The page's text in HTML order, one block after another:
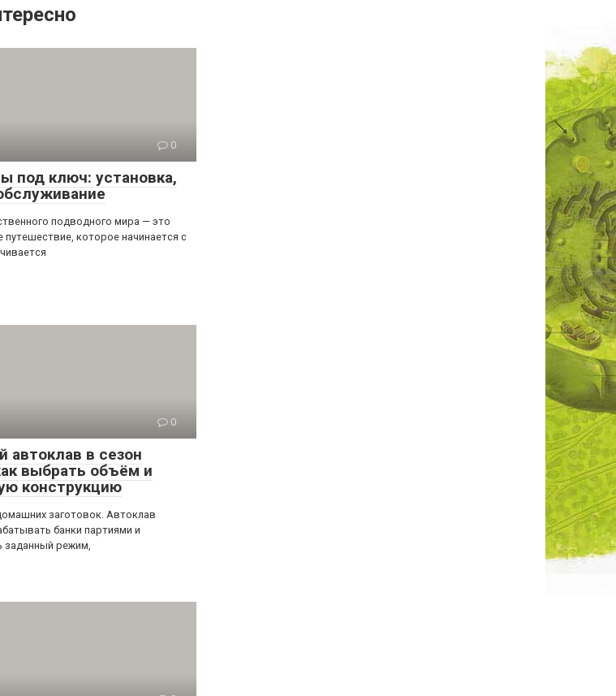
0
под ключ: установка,
подводного мира — это
путешествие, которое начинается с
0
автоклав в сезон
выбрать объём и
конструкцию
заготовок. Автоклав
банки партиями и
заданный режим,